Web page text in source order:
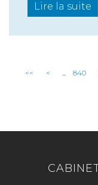
Lire la suite
<< < ... 840